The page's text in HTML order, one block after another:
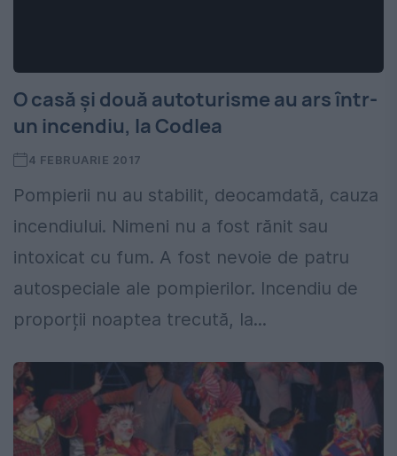
O casă și două autoturisme au ars într-
un incendiu, la Codlea
4 FEBRUARIE 2017
Pompierii nu au stabilit, deocamdată, cauza
incendiului. Nimeni nu a fost rănit sau
intoxicat cu fum. A fost nevoie de patru
autospeciale ale pompierilor. Incendiu de
proporții noaptea trecută, la...